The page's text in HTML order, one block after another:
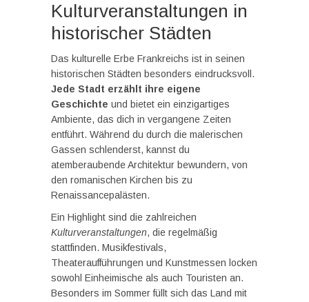
Kulturveranstaltungen in
historischer Städten
Das kulturelle Erbe Frankreichs ist in seinen
historischen Städten besonders eindrucksvoll.
Jede Stadt erzählt ihre eigene
Geschichte und bietet ein einzigartiges
Ambiente, das dich in vergangene Zeiten
entführt. Während du durch die malerischen
Gassen schlenderst, kannst du
atemberaubende Architektur bewundern, von
den romanischen Kirchen bis zu
Renaissancepalästen.
Ein Highlight sind die zahlreichen
Kulturveranstaltungen, die regelmäßig
stattfinden. Musikfestivals,
Theateraufführungen und Kunstmessen locken
sowohl Einheimische als auch Touristen an.
Besonders im Sommer füllt sich das Land mit